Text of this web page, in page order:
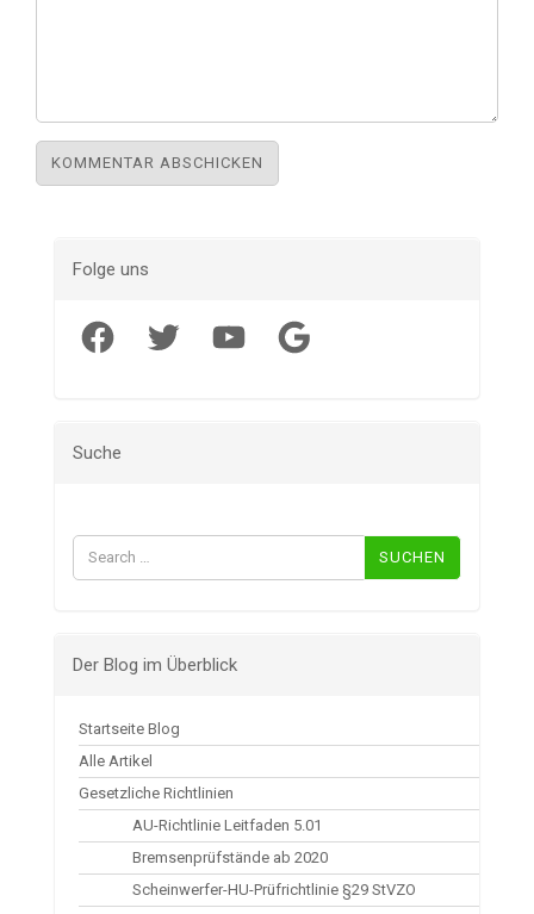
Folge uns
Facebook Twitter YouTube Google
Suche
Suchen
nach:
Der Blog im Überblick
Startseite Blog
Alle Artikel
Gesetzliche Richtlinien
AU-Richtlinie Leitfaden 5.01
Bremsenprüfstände ab 2020
Scheinwerfer-HU-Prüfrichtlinie §29 StVZO